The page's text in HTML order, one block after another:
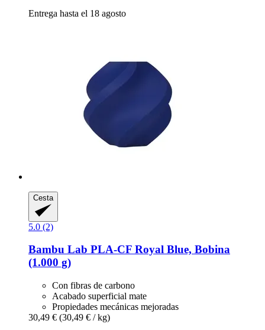
Entrega hasta el 18 agosto
Cesta
5.0 (2)
Bambu Lab PLA-​CF Royal Blue, Bobina
(1.000 g)
Con fibras de carbono
Acabado superficial mate
Propiedades mecánicas mejoradas
30,49 € (30,49 € / kg)